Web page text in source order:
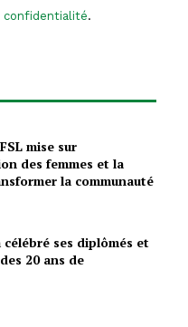
confidentialité.
mise sur
des femmes et la
la communauté
célébré ses diplômés et
20 ans de